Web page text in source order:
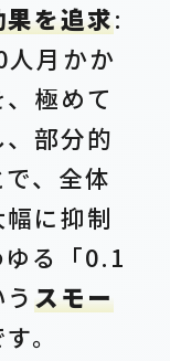
を追求:
月かか
極めて
部分的
、全体
に抑制
る「0.1
うスモー
。